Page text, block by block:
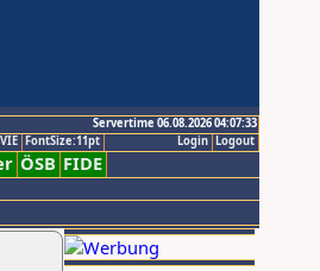
Servertime 06.08.2026 04:07:33
Logout
Login
VIE FontSize:11pt
ÖSB FIDE